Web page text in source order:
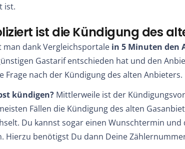
ist.
ist die Kündigung des
man dank Vergleichsportale in 5 Minuten den
Gastarif entschieden hat und den
Frage nach der Kündigung des alten Anbieters.
kündigen? Mittlerweile ist der
Fällen die Kündigung des alten
Du kannst sogar einen Wunschtermin
Hierzu benötigst Du dann Deine